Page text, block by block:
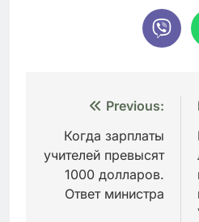
Навигация
по
записям
Previous:
Когда зарплаты
учителей превысят
1000 долларов.
Ответ министра